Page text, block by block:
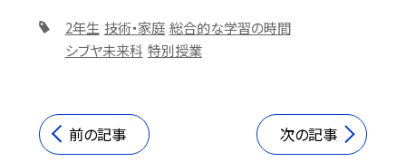
2年生 技術・家庭 総合的な学習の時間
シブヤ未来科 特別授業
前の記事 次の記事